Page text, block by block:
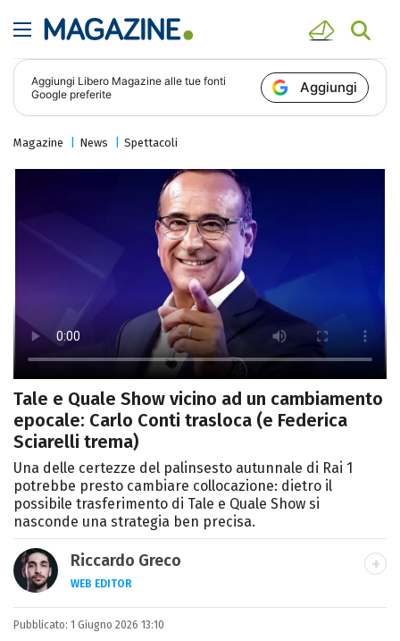
Aggiungi Libero Magazine alle tue fonti
Google preferite
Aggiungi
Magazine News Spettacoli
Tale e Quale Show vicino ad un cambiamento
epocale: Carlo Conti trasloca (e Federica
Sciarelli trema)
Una delle certezze del palinsesto autunnale di Rai 1
potrebbe presto cambiare collocazione: dietro il
possibile trasferimento di Tale e Quale Show si
nasconde una strategia ben precisa.
Riccardo Greco
WEB EDITOR
LINKEDIN
Si avvicina all'editoria studiando all'IED
Pubblicato: 1 Giugno 2026 13:10